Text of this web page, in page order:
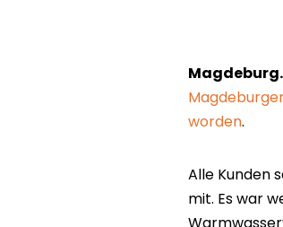
Magdeburg.
worden.
Alle Kunden
mit. Es war